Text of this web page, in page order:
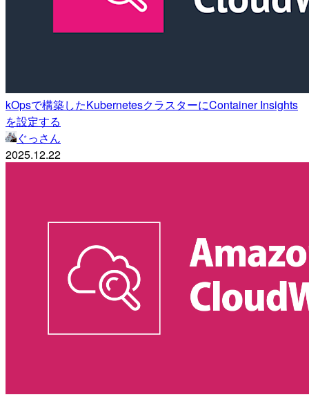
kOpsで構築したKubernetesクラスターにContainer Insights
を設定する
ぐっさん
2025.12.22